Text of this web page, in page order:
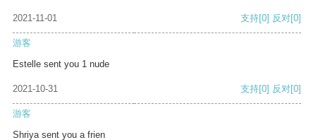
2021-11-01 支持[0] 反对[0]
游客
Estelle sent you 1 nude
2021-10-31 支持[0] 反对[0]
游客
Shriya sent you a frien